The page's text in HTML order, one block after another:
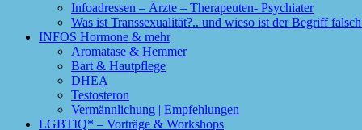
Infoadressen – Ärzte – Therapeuten- Psychiater
Was ist Transsexualität?.. und wieso ist der Begriff
INFOS Hormone & mehr
Aromatase & Hemmer
Bart & Hautpflege
DHEA
Testosteron
Vermännlichung | Empfehlungen
LGBTIQ* – Vorträge & Workshops